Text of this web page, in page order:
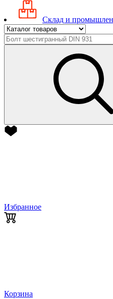
Склад и
Избранное
Корзина